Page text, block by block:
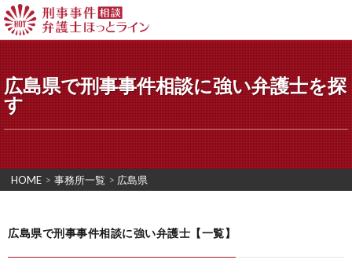
広島県で刑事事件相談に強い弁護士を探
す
HOME > 事務所一覧 > 広島県
広島県で刑事事件相談に強い弁護士【一覧】